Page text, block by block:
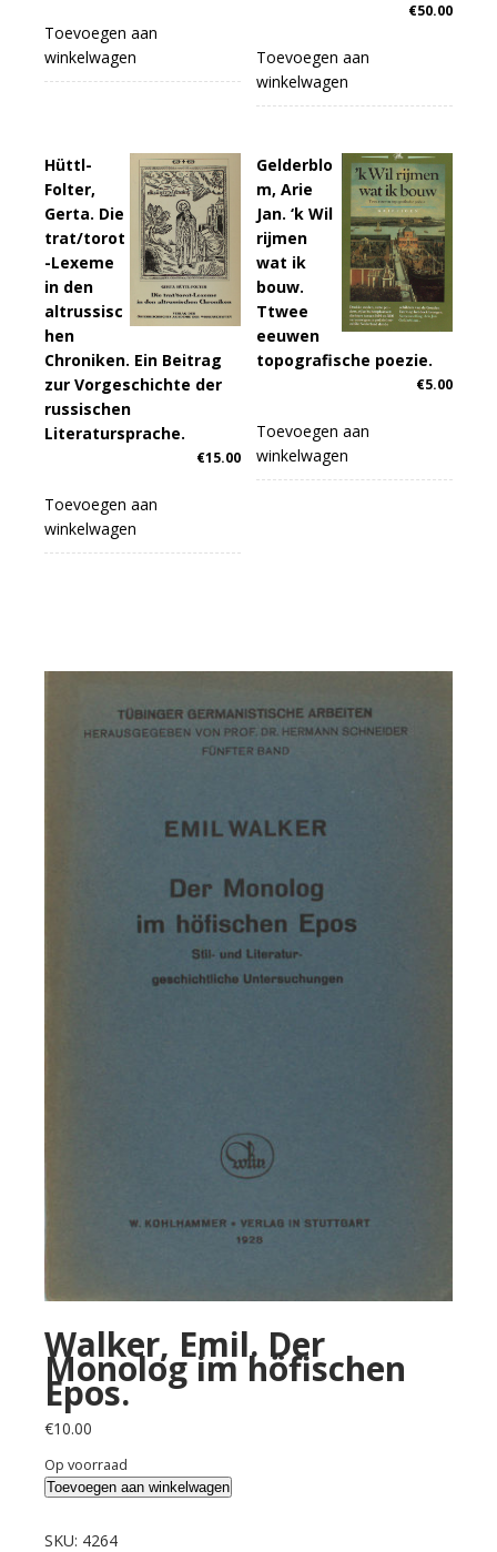
Toevoegen aan
winkelwagen
€50.00
Toevoegen aan
winkelwagen
Hüttl-
Folter,
Gerta. Die
trat/torot
-Lexeme
in den
altrussisc
hen
Chroniken. Ein Beitrag
zur Vorgeschichte der
russischen
Literatursprache.
€15.00
Toevoegen aan
winkelwagen
Gelderblo
m, Arie
Jan. ‘k Wil
rijmen
wat ik
bouw.
Ttwee
eeuwen
topografische poezie.
€5.00
Toevoegen aan
winkelwagen
Walker, Emil. Der
Monolog im höfischen
Epos.
€10.00
Op voorraad
Walker,
Der
Toevoegen aan winkelwagen
SKU: 4264